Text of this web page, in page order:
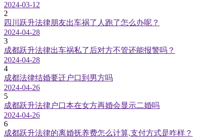
2024-03-12
2
四川跃升法律朋友出车祸了人跑了怎么办呢？
2024-04-28
3
成都跃升法律出车祸私了后对方不管还能报警吗？
2024-04-28
4
成都法律结婚要迁户口到男方吗
2024-04-26
5
成都跃升法律户口本在女方再婚会显示二婚吗
2024-04-26
6
成都跃升法律的离婚抚养费怎么计算,支付方式是咋样？